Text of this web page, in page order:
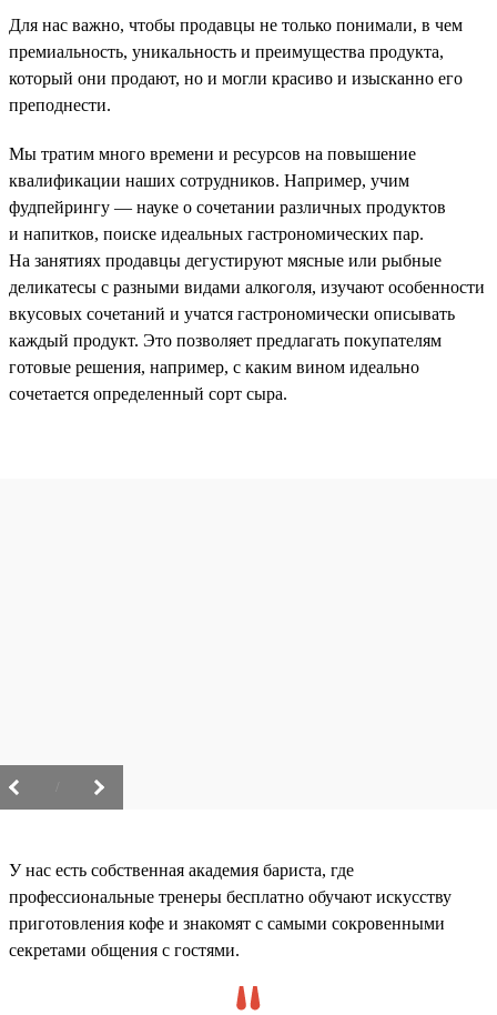
Для нас важно, чтобы продавцы не только понимали, в чем
премиальность, уникальность и преимущества продукта,
который они продают, но и могли красиво и изысканно его
преподнести.
Мы тратим много времени и ресурсов на повышение
квалификации наших сотрудников. Например, учим
фудпейрингу — науке о сочетании различных продуктов
и напитков, поиске идеальных гастрономических пар.
На занятиях продавцы дегустируют мясные или рыбные
деликатесы с разными видами алкоголя, изучают особенности
вкусовых сочетаний и учатся гастрономически описывать
каждый продукт. Это позволяет предлагать покупателям
готовые решения, например, с каким вином идеально
сочетается определенный сорт сыра.
У нас есть собственная академия бариста, где
профессиональные тренеры бесплатно обучают искусству
приготовления кофе и знакомят с самыми сокровенными
секретами общения с гостями.